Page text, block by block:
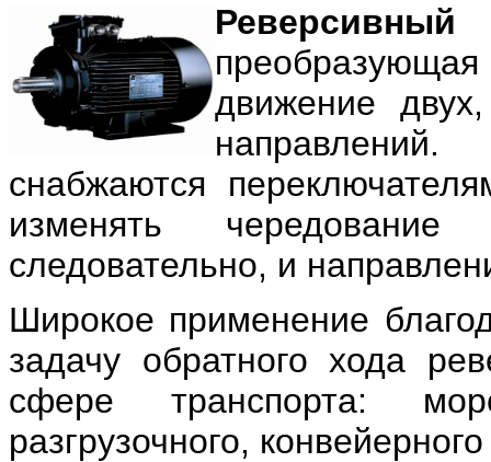
Реверсивный
движение
снабжаются
изменять
следовательно, и
Широкое применение
задачу обратного хода
сфере транспорта:
разгрузочного,